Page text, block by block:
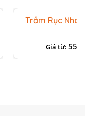
Trầm Rục Nha
Giá từ: